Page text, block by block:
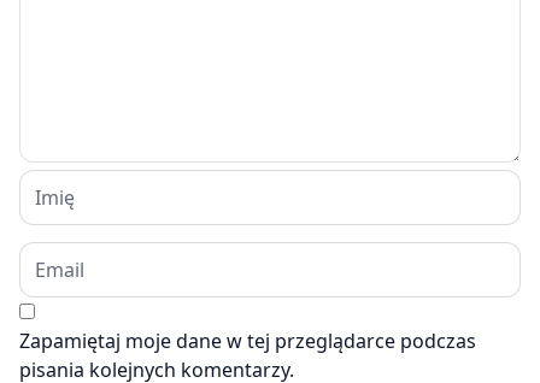
Zapamiętaj moje dane w tej przeglądarce podczas
pisania kolejnych komentarzy.